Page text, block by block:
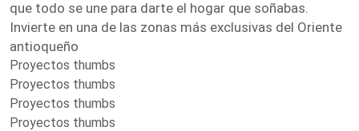
que todo se une para darte el hogar que soñabas.
Invierte en una de las zonas más exclusivas del Oriente
antioqueño
Proyectos thumbs
Proyectos thumbs
Proyectos thumbs
Proyectos thumbs